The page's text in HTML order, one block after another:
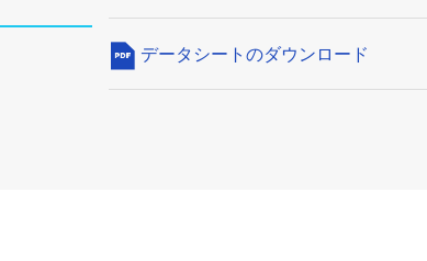
データシートのダウンロード